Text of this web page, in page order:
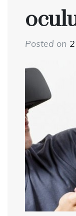
Posted on